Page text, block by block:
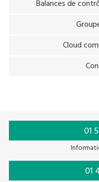
Balances de
Cloud
01
01